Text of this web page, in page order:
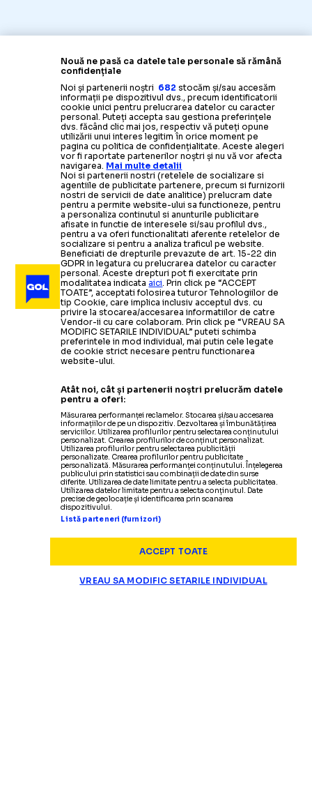
Nouă ne pasă ca datele tale personale să rămână
confidențiale
Noi și partenerii noștri 682 stocăm și/sau accesăm
informații pe dispozitivul dvs., precum identificatorii
cookie unici pentru prelucrarea datelor cu caracter
personal. Puteți accepta sau gestiona preferințele
dvs. făcând clic mai jos, respectiv vă puteți opune
utilizării unui interes legitim în orice moment pe
pagina cu politica de confidențialitate. Aceste alegeri
vor fi raportate partenerilor noștri și nu vă vor afecta
navigarea. Mai multe detalii
Noi si partenerii nostri (retelele de socializare si
agentiile de publicitate partenere, precum si furnizorii
nostri de servicii de date analitice) prelucram date
pentru a permite website-ului sa functioneze, pentru
a personaliza continutul si anunturile publicitare
afisate in functie de interesele si/sau profilul dvs.,
pentru a va oferi functionalitati aferente retelelor de
socializare si pentru a analiza traficul pe website.
Beneficiati de drepturile prevazute de art. 15-22 din
GDPR in legatura cu prelucrarea datelor cu caracter
personal. Aceste drepturi pot fi exercitate prin
modalitatea indicataaici. Prin click pe “ACCEPT
TOATE”, acceptati folosirea tuturor Tehnologiilor de
tip Cookie, care implica inclusiv acceptul dvs. cu
privire la stocarea/accesarea informatiilor de catre
Vendor-ii cu care colaboram. Prin click pe “VREAU SA
MODIFIC SETARILE INDIVIDUAL” puteti schimba
preferintele in mod individual, mai putin cele legate
de cookie strict necesare pentru functionarea
website-ului.
Atât noi, cât și partenerii noștri prelucrăm datele
pentru a oferi:
Măsurarea performanței reclamelor. Stocarea și/sau accesarea
informațiilor de pe un dispozitiv. Dezvoltarea și îmbunătățirea
serviciilor. Utilizarea profilurilor pentru selectarea conținutului
personalizat. Crearea profilurilor de conținut personalizat.
Utilizarea profilurilor pentru selectarea publicității
personalizate. Crearea profilurilor pentru publicitate
personalizată. Măsurarea performanței conținutului. Înțelegerea
publicului prin statistici sau combinații de date din surse
diferite. Utilizarea de date limitate pentru a selecta publicitatea.
Utilizarea datelor limitate pentru a selecta conținutul. Date
precise de geolocație și identificarea prin scanarea
dispozitivului.
Listă parteneri (furnizori)
ACCEPT TOATE
VREAU SA MODIFIC SETARILE INDIVIDUAL